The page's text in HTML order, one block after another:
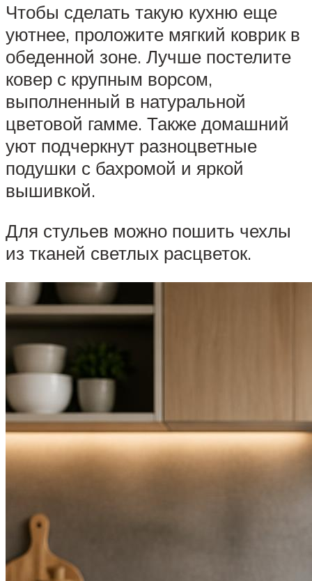
Чтобы сделать такую кухню еще
уютнее, проложите мягкий коврик в
обеденной зоне. Лучше постелите
ковер с крупным ворсом,
выполненный в натуральной
цветовой гамме. Также домашний
уют подчеркнут разноцветные
подушки с бахромой и яркой
вышивкой.
Для стульев можно пошить чехлы
из тканей светлых расцветок.